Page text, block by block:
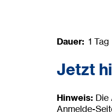
Dauer: 1 Tag
Jetzt
Hinweis: Die
Anmelde-